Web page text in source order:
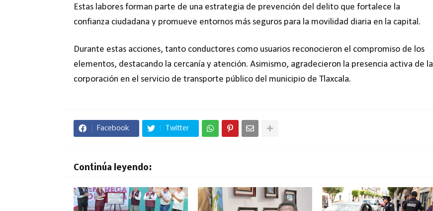
Estas labores forman parte de una estrategia de prevención del delito que fortalece la
confianza ciudadana y promueve entornos más seguros para la movilidad diaria en la capital.
Durante estas acciones, tanto conductores como usuarios reconocieron el compromiso de los
elementos, destacando la cercanía y atención. Asimismo, agradecieron la presencia activa de la
corporación en el servicio de transporte público del municipio de Tlaxcala.
Facebook Twitter
Continúa leyendo: